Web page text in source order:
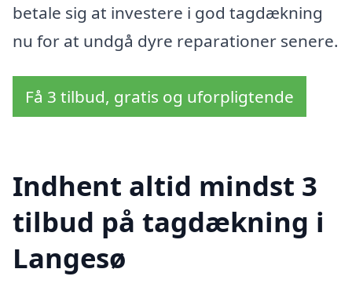
betale sig at investere i god tagdækning
nu for at undgå dyre reparationer senere.
Få 3 tilbud, gratis og uforpligtende
Indhent altid mindst 3
tilbud på tagdækning i
Langesø